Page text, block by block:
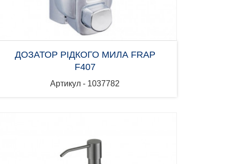
ДОЗАТОР РІДКОГО МИЛА FRAP
F407
Артикул - 1037782